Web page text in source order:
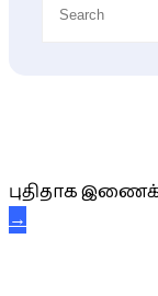
புதிதாக
→